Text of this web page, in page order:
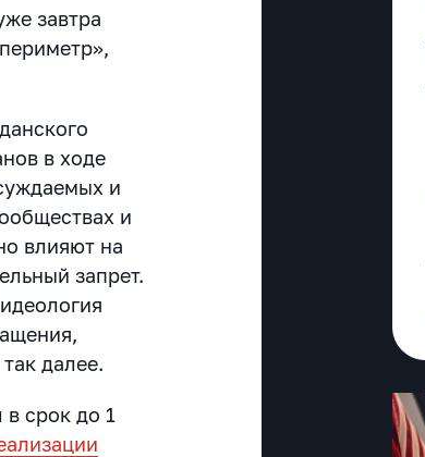
завтра
в ходе
и
и
влияют на
запрет.
далее.
срок до 1